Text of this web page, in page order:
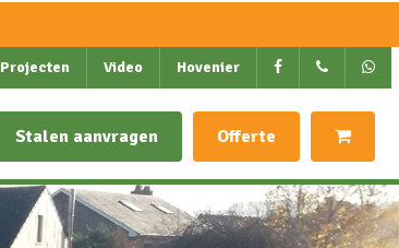
Projecten Video Hovenier
Stalen aanvragen Offerte